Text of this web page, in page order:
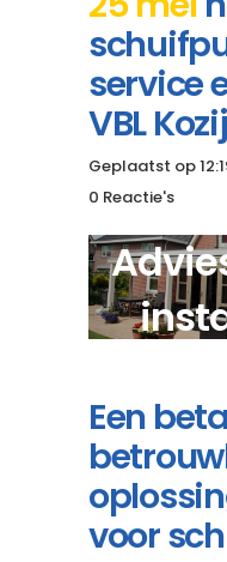
service
VBL
Geplaatst op
0 Reactie's
Een
voor